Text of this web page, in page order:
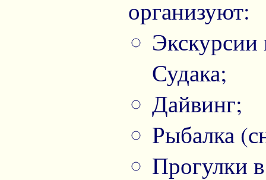
организуют:
Судака;
Дайвинг;
Рыбалка
Прогулки